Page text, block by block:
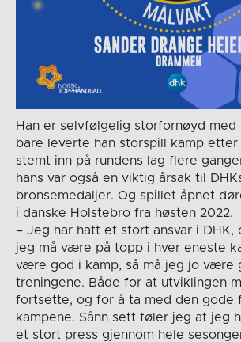
Han er selvfølgelig storfornøyd med
bare leverte han storspill kamp
stemt inn på rundens lag flere
hans var også en viktig årsak til
bronsemedaljer. Og spillet åpnet
i danske Holstebro fra høsten 2022.
– Jeg har hatt et stort ansvar i DHK,
jeg må være på topp i hver eneste
være god i kamp, så må jeg jo være
treningene. Både for at utviklingen
fortsette, og for å ta med den gode
kampene. Sånn sett føler jeg at jeg
et stort press gjennom hele